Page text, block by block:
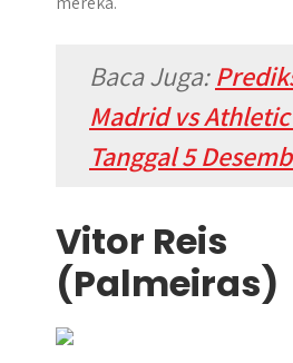
Baca Juga:
Madrid vs
Tanggal 5
Vitor Reis
(Palmeiras)